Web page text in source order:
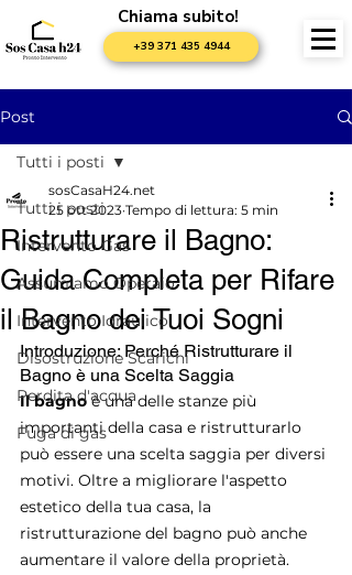
+39 371 435 4944
Chiama subito!
Post
Tutti i posti
Intervento Gas
Assumiamo Operaio
Intervento Idraulico
Disostruzione Scarichi
Perdita d'acqua
Fuga di gas
Tutti i posti
Ristrutturare il Bagno:
Guida Completa per Rifare
il Bagno dei Tuoi Sogni
sosCasaH24.net
25 ott 2023 Tempo di lettura: 5 min
Introduzione: Perché Ristrutturare il
Bagno è una Scelta Saggia
Il bagno è una delle stanze più
importanti della casa e ristrutturarlo
può essere una scelta saggia per diversi
motivi. Oltre a migliorare l'aspetto
estetico della tua casa, la
ristrutturazione del bagno può anche
aumentare il valore della proprietà.